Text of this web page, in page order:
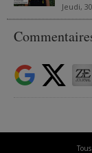
Jeudi,